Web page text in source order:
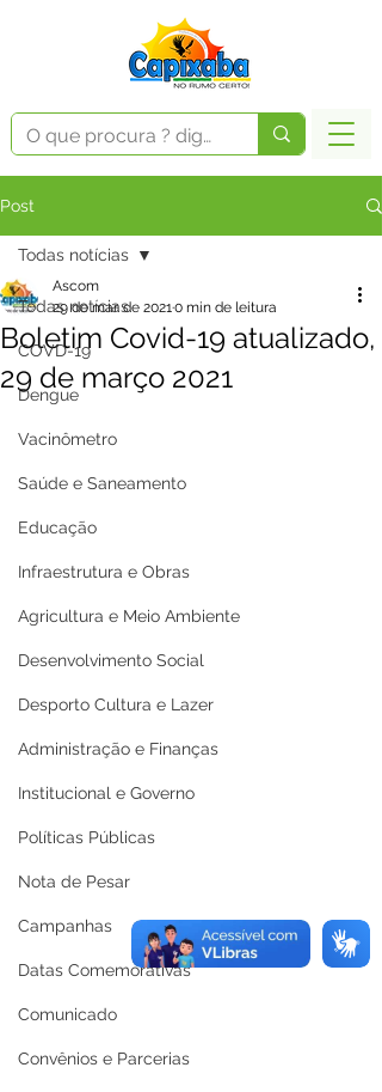
Post
Todas notícias
COVD-19
Dengue
Vacinômetro
Saúde e Saneamento
Educação
Infraestrutura e Obras
Agricultura e Meio Ambiente
Desenvolvimento Social
Desporto Cultura e Lazer
Administração e Finanças
Institucional e Governo
Políticas Públicas
Nota de Pesar
Campanhas
Datas Comemorativas
Comunicado
Convênios e Parcerias
Todas notícias
Boletim Covid-19 atualizado,
29 de março 2021
Ascom
29 de mar. de 20210 min de leitura